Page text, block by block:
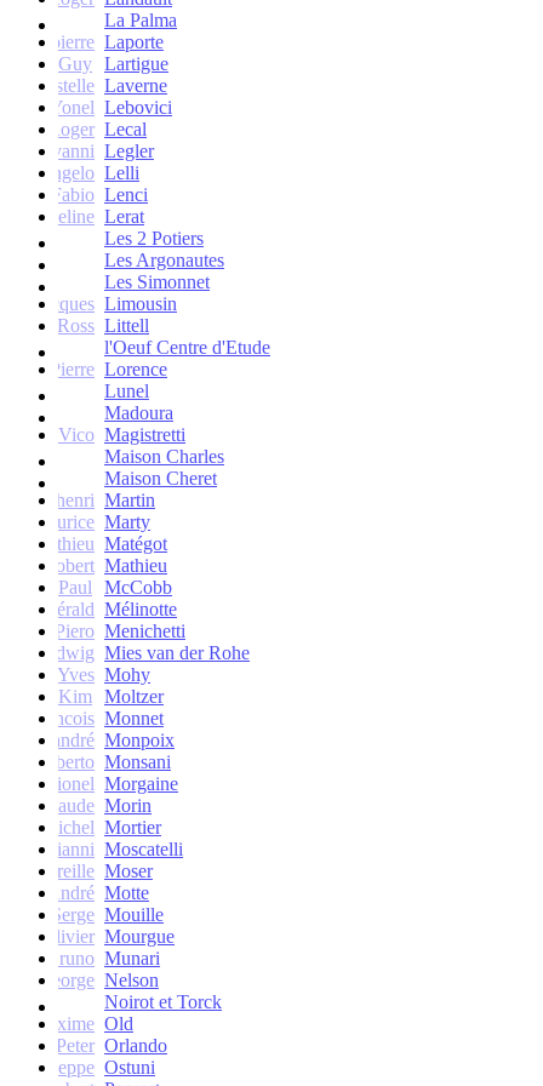
La Palma
Jean-pierre Laporte
Guy Lartigue
et Estelle Laverne
Yonel Lebovici
Roger Lecal
Giovanni Legler
Angelo Lelli
Fabio Lenci
Jacqueline Lerat
Les 2 Potiers
Les Argonautes
Les Simonnet
Jacques Limousin
Ross Littell
l'Oeuf Centre d'Etude
Jean-Pierre Lorence
Lunel
Madoura
Vico Magistretti
Maison Charles
Maison Cheret
henri Martin
Maurice Marty
Mathieu Matégot
Robert Mathieu
Paul
McCobb
Gérald Mélinotte
Piero Menichetti
Ludwig Mies van der Rohe
Yves Mohy
Kim
Moltzer
Francois Monnet
andré Monpoix
Roberto Monsani
Lionel Morgaine
Claude Morin
Michel Mortier
Gianni Moscatelli
Mireille Moser
André Motte
Serge Mouille
Olivier Mourgue
Bruno Munari
George Nelson
Noirot et Torck
Maxime Old
Peter Orlando
Giuseppe Ostuni